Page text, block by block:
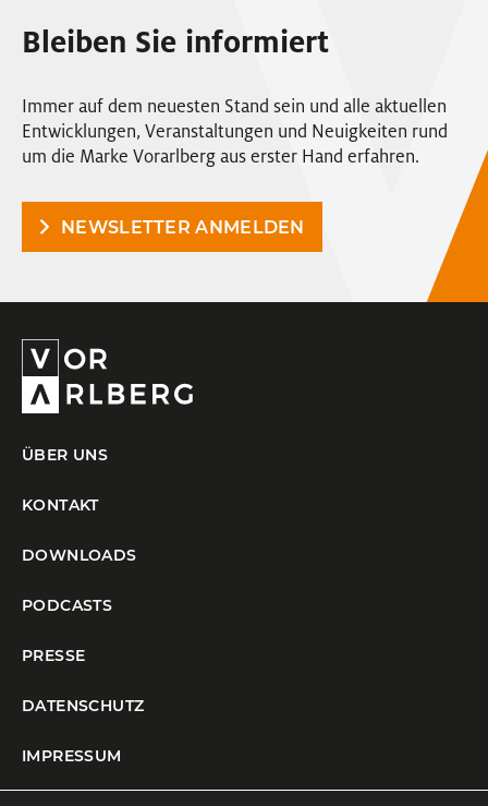
Bleiben Sie informiert
Immer auf dem neuesten Stand sein und alle aktuellen
Entwicklungen, Veranstaltungen und Neuigkeiten rund
um die Marke Vorarlberg aus erster Hand erfahren.
NEWSLETTER ANMELDEN
ÜBER UNS
KONTAKT
DOWNLOADS
PODCASTS
PRESSE
DATENSCHUTZ
IMPRESSUM